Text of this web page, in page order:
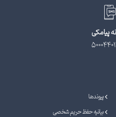
پیامکی
پیوندها
بیانیه حفظ حریم شخصی